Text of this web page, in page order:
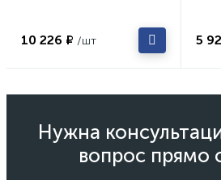
10 226 ₽ /шт 5
Нужна
вопрос прямо